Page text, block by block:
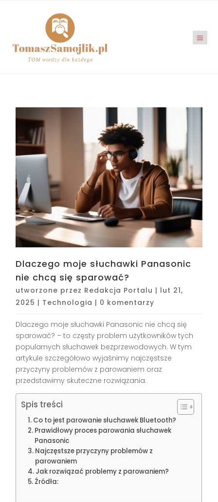
Dlaczego moje słuchawki Panasonic
nie chcą się sparować?
utworzone przez Redakcja Portalu | lut 21,
2025 | Technologia | 0 komentarzy
Dlaczego moje słuchawki Panasonic nie chcą się
sparować? – to częsty problem użytkowników tych
popularnych słuchawek bezprzewodowych. W tym
artykule szczegółowo wyjaśnimy najczęstsze
przyczyny problemów z parowaniem oraz
przedstawimy skuteczne rozwiązania.
Spis treści
Co to jest parowanie słuchawek Bluetooth?
Prawidłowy proces parowania słuchawek
Panasonic
Najczęstsze przyczyny problemów z
parowaniem
Jak rozwiązać problemy z parowaniem?
Źródła: